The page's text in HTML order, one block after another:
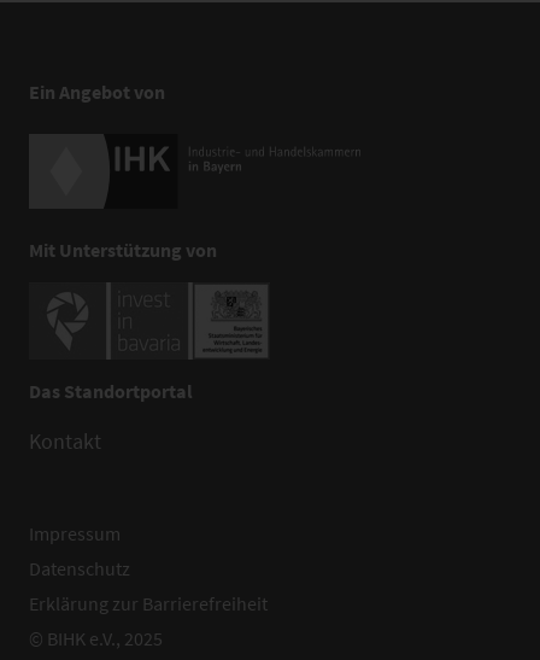
Ein Angebot von
Mit Unterstützung von
Das Standortportal
Kontakt
Impressum
Datenschutz
Erklärung zur Barrierefreiheit
© BIHK e.V., 2025